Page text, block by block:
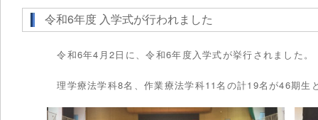
令和6年度 入学式が行われました
令和6年4月2日に、令和6年度入学式が挙行されました。
理学療法学科8名、作業療法学科11名の計19名が46期生